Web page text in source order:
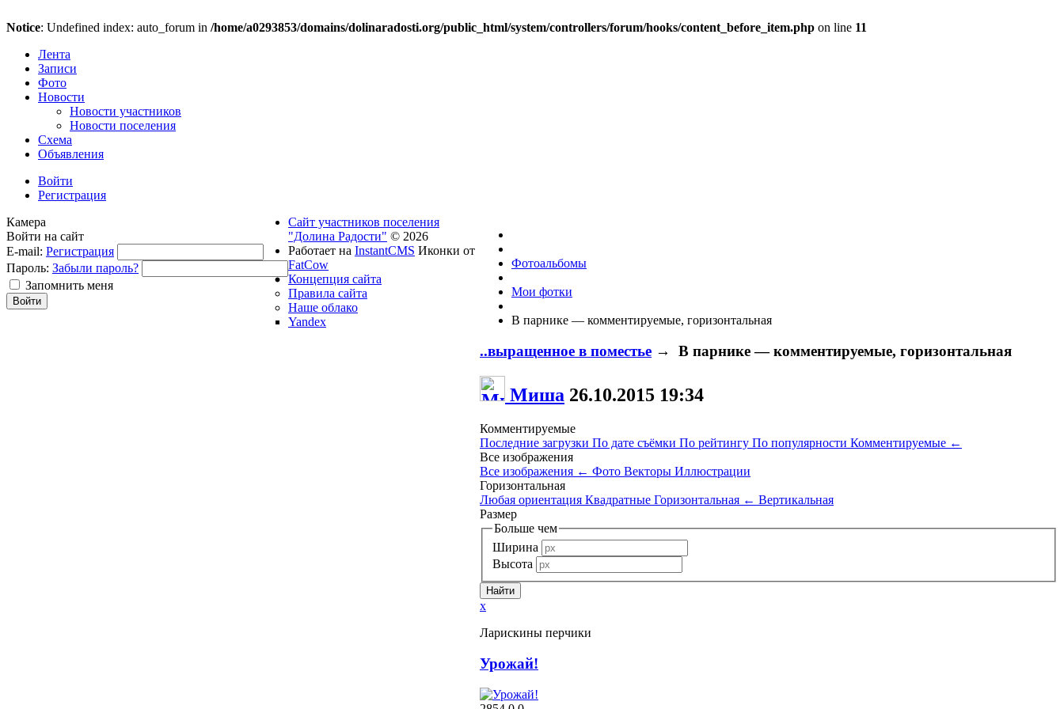
Notice: Undefined index: auto_forum in /home/a0293853/domains/dolinaradosti.org/public_html/system/controllers/forum/hooks/content_before_item.php on line 11
Лента
Записи
Фото
Новости
Новости участников
Новости поселения
Схема
Объявления
Войти
Регистрация
Фотоальбомы
Мои фотки
В парнике — комментируемые, горизонтальная
..выращенное в поместье → В парнике — комментируемые, горизонтальная
Миша 26.10.2015 19:34
Комментируемые
Последние загрузки По дате съёмки По рейтингу По популярности Комментируемые ←
Все изображения
Все изображения ← Фото Векторы Иллюстрации
Горизонтальная
Любая ориентация Квадратные Горизонтальная ← Вертикальная
Размер
Больше чем
Ширина
Высота
x
Ларискины перчики
Урожай!
Камера
Войти на сайт
E-mail: Регистрация
Пароль: Забыли пароль?
Запомнить меня
Сайт участников поселения
"Долина Радости" © 2026
Работает на InstantCMS Иконки от
FatCow
Концепция сайта
Правила сайта
Наше облако
Yandex